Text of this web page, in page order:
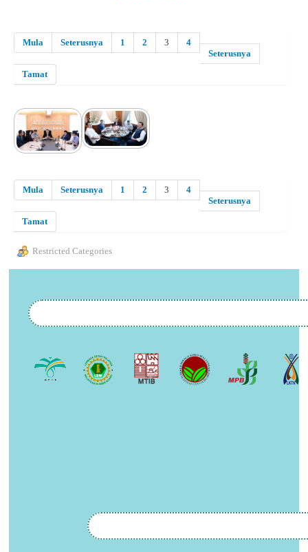
Mula Seterusnya 1 2 3
4
Seterusnya
Tamat
Mula Seterusnya 1 2 3
4
Seterusnya
Tamat
Restricted Categories